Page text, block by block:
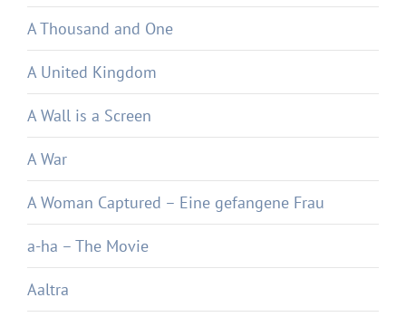
A Thousand and One
A United Kingdom
A Wall is a Screen
A War
A Woman Captured – Eine gefangene Frau
a-ha – The Movie
Aaltra